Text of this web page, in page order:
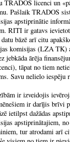
licenci un
Pašlaik TRADOS
apstiprinātie
RITI ir gatavs
bāzē arī citu
komisijas (LZA TK)
jebkāda ārēja
tāpat no tiem
Savu nelielo iespēju
ir izveidojis
ir darījis brīvi
ietilpst dažādas
apstiprinātajiem,
tur atrodami arī